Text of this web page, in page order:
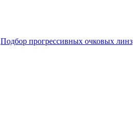
Подбор прогрессивных очковых линз